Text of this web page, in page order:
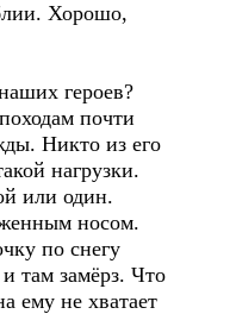
Хорошо,
героев?
почти
Никто из его
нагрузки.
или один.
носом.
по снегу
там замёрз. Что
ему не хватает